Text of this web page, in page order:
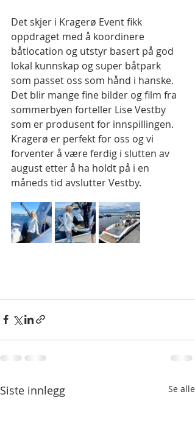
Det skjer i Kragerø Event fikk
oppdraget med å koordinere
båtlocation og utstyr basert på god
lokal kunnskap og super båtpark
som passet oss som hånd i hanske.
Det blir mange fine bilder og film fra
sommerbyen forteller Lise Vestby
som er produsent for innspillingen.
Kragerø er perfekt for oss og vi
forventer å være ferdig i slutten av
august etter å ha holdt på i en
måneds tid avslutter Vestby.
Siste innlegg Se alle